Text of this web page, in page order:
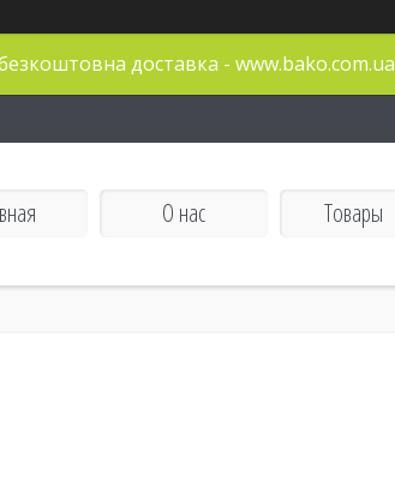
доставка - www.bako.com.ua
О нас Товары